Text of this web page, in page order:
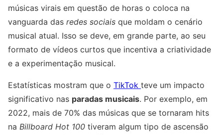
músicas virais em questão de horas o coloca na
vanguarda das redes sociais que moldam o cenário
musical atual. Isso se deve, em grande parte, ao seu
formato de vídeos curtos que incentiva a criatividade
e a experimentação musical.
Estatísticas mostram que o TikTok teve um impacto
significativo nas paradas musicais. Por exemplo, em
2022, mais de 70% das músicas que se tornaram hits
na Billboard Hot 100 tiveram algum tipo de ascensão